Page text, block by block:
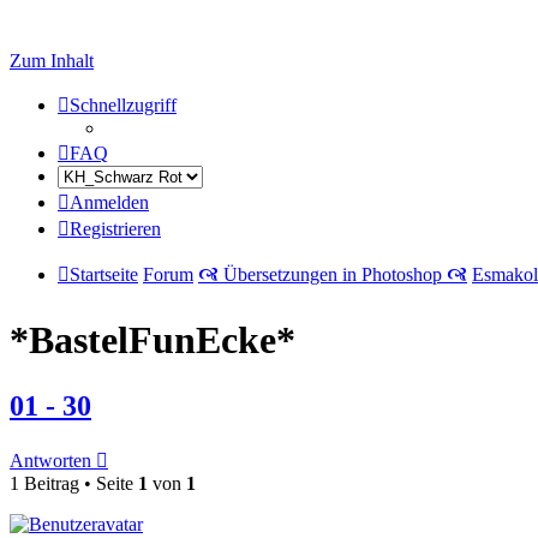
Zum Inhalt
Schnellzugriff
FAQ
Anmelden
Registrieren
Startseite Forum 🙧 Übersetzungen in Photoshop 🙧
*BastelFunEcke*
01 - 30
Antworten
1 Beitrag • Seite 1 von 1